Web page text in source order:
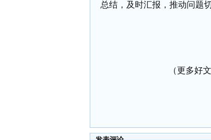
总结，及时汇报，推动问题
（更多好文